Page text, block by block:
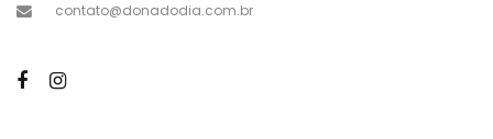
contato@donadodia.com.br